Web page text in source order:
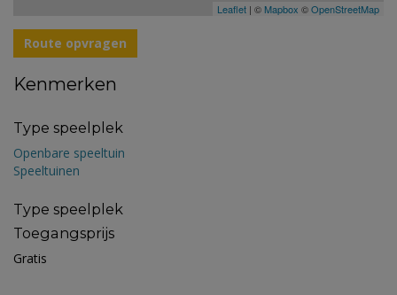
Leaflet | © Mapbox ©OpenStreetMap
Route opvragen
Kenmerken
Type speelplek
Openbare speeltuin
Speeltuinen
Type speelplek
Toegangsprijs
Gratis